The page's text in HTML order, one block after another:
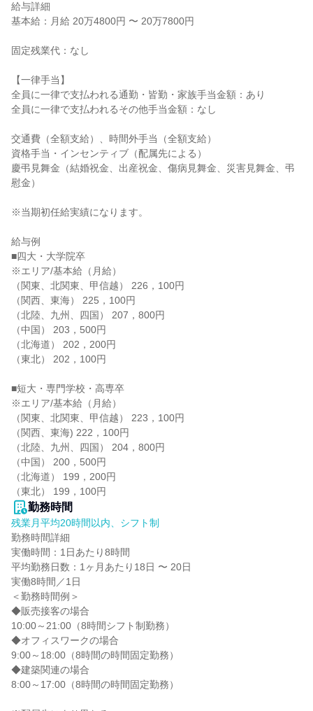
給与詳細
基本給：月給 20万4800円 〜 20万7800円
固定残業代：なし
【一律手当】
全員に一律で支払われる通勤・皆勤・家族手当金額：あり
全員に一律で支払われるその他手当金額：なし
交通費（全額支給）、時間外手当（全額支給）
資格手当・インセンティブ（配属先による）
慶弔見舞金（結婚祝金、出産祝金、傷病見舞金、災害見舞金、弔
慰金）
※当期初任給実績になります。
給与例
■四大・大学院卒
※エリア/基本給（月給）
（関東、北関東、甲信越） 226，100円
（関西、東海） 225，100円
（北陸、九州、四国） 207，800円
（中国） 203，500円
（北海道） 202，200円
（東北） 202，100円
■短大・専門学校・高専卒
※エリア/基本給（月給）
（関東、北関東、甲信越） 223，100円
（関西、東海) 222，100円
（北陸、九州、四国） 204，800円
（中国） 200，500円
（北海道） 199，200円
（東北） 199，100円
勤務時間
残業月平均20時間以内、シフト制
勤務時間詳細
実働時間：1日あたり8時間
平均勤務日数：1ヶ月あたり18日 〜 20日
実働8時間／1日
＜勤務時間例＞
◆販売接客の場合
10:00～21:00（8時間シフト制勤務）
◆オフィスワークの場合
9:00～18:00（8時間の時間固定勤務）
◆建築関連の場合
8:00～17:00（8時間の時間固定勤務）